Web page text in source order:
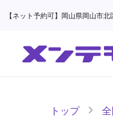
【ネット予約可】岡山県岡山市
トップ